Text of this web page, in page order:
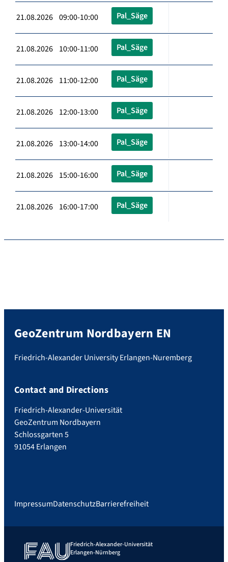
21.08.2026 09:00-10:00 Pal_Säge
21.08.2026 10:00-11:00 Pal_Säge
21.08.2026 11:00-12:00 Pal_Säge
21.08.2026 12:00-13:00 Pal_Säge
21.08.2026 13:00-14:00 Pal_Säge
21.08.2026 15:00-16:00 Pal_Säge
21.08.2026 16:00-17:00 Pal_Säge
GeoZentrum Nordbayern EN
Friedrich-Alexander University Erlangen-Nuremberg
Contact and Directions
Friedrich-Alexander-Universität
GeoZentrum Nordbayern
Schlossgarten 5
91054 Erlangen
ImpressumDatenschutzBarrierefreiheit
Friedrich-Alexander-Universität
Erlangen-Nürnberg